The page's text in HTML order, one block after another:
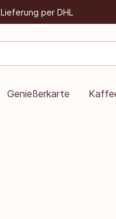
Lieferung per DHL
Genießerkarte